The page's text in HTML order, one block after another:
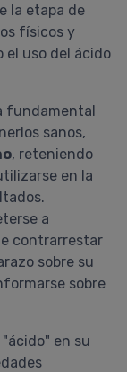
la etapa de
físicos y
el uso del ácido
fundamental
sanos,
, reteniendo
en la
a
contrarrestar
sobre su
sobre
en su